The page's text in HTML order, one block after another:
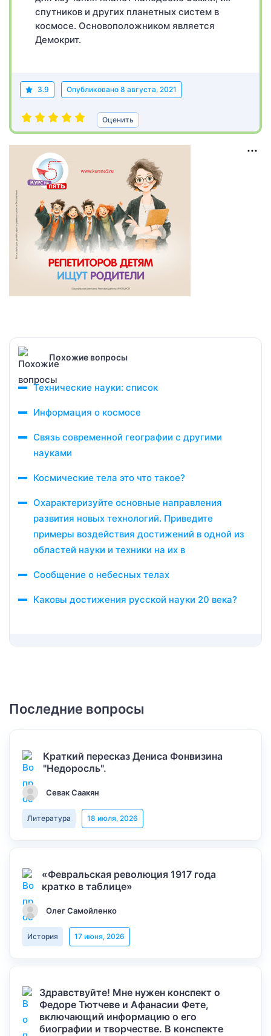
спутников и других планетных систем в
космосе. Основоположником является
Демокрит.
3.9 Опубликовано 8 августа, 2021
Оценить
Похожие вопросы
Технические науки: список
Информация о космосе
Связь современной географии с другими
науками
Космические тела это что такое?
Охарактеризуйте основные направления
развития новых технологий. Приведите
примеры воздействия достижений в одной из
областей науки и техники на их в
Сообщение о небесных телах
Каковы достижения русской науки 20 века?
Последние вопросы
Краткий пересказ Дениса Фонвизина
"Недоросль".
Севак Саакян
Литература 18 июля, 2026
«Февральская революция 1917 года
кратко в таблице»
Олег Самойленко
История 17 июня, 2026
Здравствуйте! Мне нужен конспект о
Федоре Тютчеве и Афанасии Фете,
включающий информацию о его
биографии и творчестве. В конспекте